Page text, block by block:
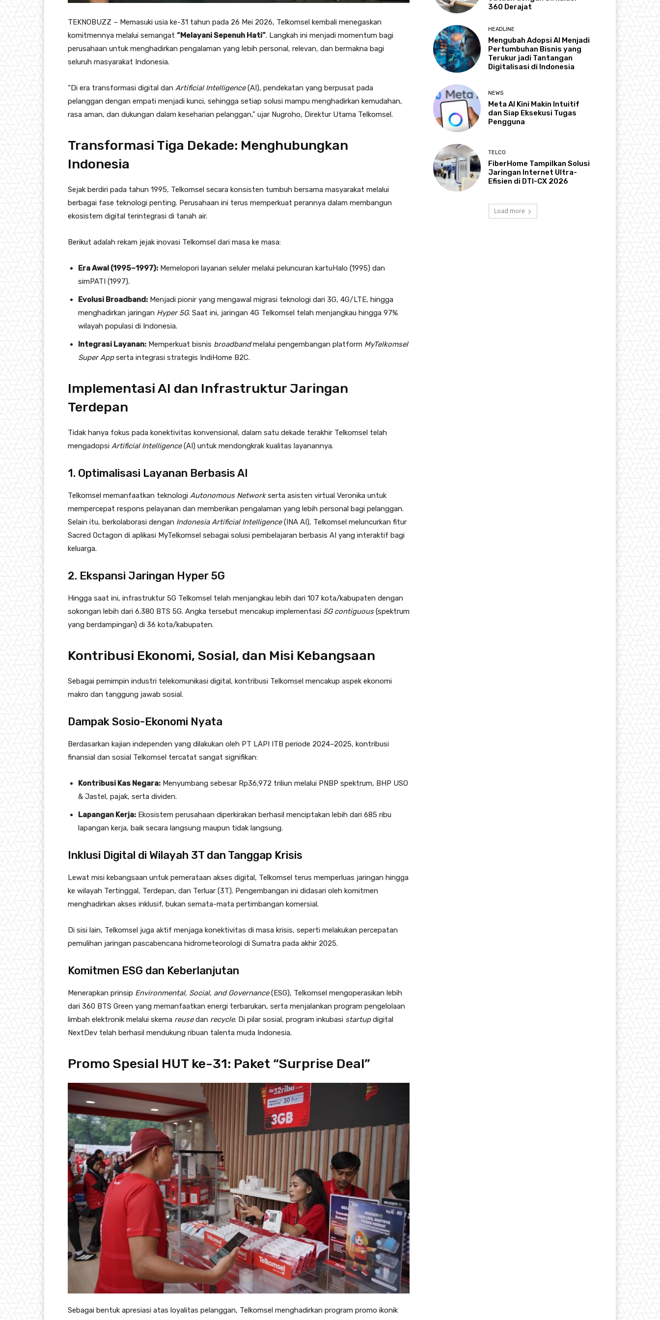
TEKNOBUZZ – Memasuki usia ke-31 tahun pada 26 Mei 2026, Telkomsel kembali menegaskan
komitmennya melalui semangat “Melayani Sepenuh Hati”. Langkah ini menjadi momentum bagi
perusahaan untuk menghadirkan pengalaman yang lebih personal, relevan, dan bermakna bagi
seluruh masyarakat Indonesia.
“Di era transformasi digital dan Artificial Intelligence(AI), pendekatan yang berpusat pada
pelanggan dengan empati menjadi kunci, sehingga setiap solusi mampu menghadirkan kemudahan,
rasa aman, dan dukungan dalam keseharian pelanggan,” ujar Nugroho, Direktur Utama Telkomsel.
Transformasi Tiga Dekade: Menghubungkan
Indonesia
Sejak berdiri pada tahun 1995, Telkomsel secara konsisten tumbuh bersama masyarakat melalui
berbagai fase teknologi penting. Perusahaan ini terus memperkuat perannya dalam membangun
ekosistem digital terintegrasi di tanah air.
Berikut adalah rekam jejak inovasi Telkomsel dari masa ke masa:
Era Awal (1995–1997): Memelopori layanan seluler melalui peluncuran kartuHalo (1995) dan
simPATI (1997).
Evolusi Broadband: Menjadi pionir yang mengawal migrasi teknologi dari 3G, 4G/LTE, hingga
menghadirkan jaringan Hyper 5G. Saat ini, jaringan 4G Telkomsel telah menjangkau hingga 97%
wilayah populasi di Indonesia.
Integrasi Layanan: Memperkuat bisnis broadbandmelalui pengembangan platform MyTelkomsel
Super Appserta integrasi strategis IndiHome B2C.
Implementasi AI dan Infrastruktur Jaringan
Terdepan
Tidak hanya fokus pada konektivitas konvensional, dalam satu dekade terakhir Telkomsel telah
mengadopsi Artificial Intelligence(AI) untuk mendongkrak kualitas layanannya.
1. Optimalisasi Layanan Berbasis AI
Telkomsel memanfaatkan teknologi Autonomous Networkserta asisten virtual Veronika untuk
mempercepat respons pelayanan dan memberikan pengalaman yang lebih personal bagi pelanggan.
Selain itu, berkolaborasi dengan Indonesia Artificial Intelligence(INA AI), Telkomsel meluncurkan fitur
Sacred Octagon di aplikasi MyTelkomsel sebagai solusi pembelajaran berbasis AI yang interaktif bagi
keluarga.
2. Ekspansi Jaringan Hyper 5G
Hingga saat ini, infrastruktur 5G Telkomsel telah menjangkau lebih dari 107 kota/kabupaten dengan
sokongan lebih dari 6.380 BTS 5G. Angka tersebut mencakup implementasi 5G contiguous(spektrum
yang berdampingan) di 36 kota/kabupaten.
Kontribusi Ekonomi, Sosial, dan Misi Kebangsaan
Sebagai pemimpin industri telekomunikasi digital, kontribusi Telkomsel mencakup aspek ekonomi
makro dan tanggung jawab sosial.
Dampak Sosio-Ekonomi Nyata
Berdasarkan kajian independen yang dilakukan oleh PT LAPI ITB periode 2024–2025, kontribusi
finansial dan sosial Telkomsel tercatat sangat signifikan:
Kontribusi Kas Negara: Menyumbang sebesar Rp36,972 triliun melalui PNBP spektrum, BHP USO
& Jastel, pajak, serta dividen.
Lapangan Kerja: Ekosistem perusahaan diperkirakan berhasil menciptakan lebih dari 685 ribu
lapangan kerja, baik secara langsung maupun tidak langsung.
Inklusi Digital di Wilayah 3T dan Tanggap Krisis
Lewat misi kebangsaan untuk pemerataan akses digital, Telkomsel terus memperluas jaringan hingga
ke wilayah Tertinggal, Terdepan, dan Terluar (3T). Pengembangan ini didasari oleh komitmen
menghadirkan akses inklusif, bukan semata-mata pertimbangan komersial.
Di sisi lain, Telkomsel juga aktif menjaga konektivitas di masa krisis, seperti melakukan percepatan
pemulihan jaringan pascabencana hidrometeorologi di Sumatra pada akhir 2025.
Komitmen ESG dan Keberlanjutan
Menerapkan prinsip Environmental, Social, and Governance(ESG), Telkomsel mengoperasikan lebih
dari 360 BTS Green yang memanfaatkan energi terbarukan, serta menjalankan program pengelolaan
limbah elektronik melalui skema reusedan recycle. Di pilar sosial, program inkubasi startupdigital
NextDev telah berhasil mendukung ribuan talenta muda Indonesia.
Promo Spesial HUT ke-31: Paket “Surprise Deal”
Sebagai bentuk apresiasi atas loyalitas pelanggan, Telkomsel menghadirkan program promo ikonik
360 Derajat
HEADLINE
Mengubah Adopsi AI Menjadi
Pertumbuhan Bisnis yang
Terukur jadi Tantangan
Digitalisasi di Indonesia
NEWS
Meta AI Kini Makin Intuitif
dan Siap Eksekusi Tugas
Pengguna
TELCO
FiberHome Tampilkan Solusi
Jaringan Internet Ultra-
Efisien di DTI-CX 2026
Load more